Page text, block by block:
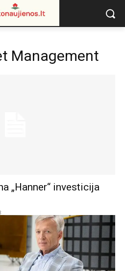
Management
„Hanner“ investicija